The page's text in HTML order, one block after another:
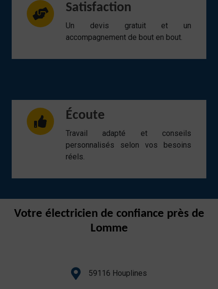
Satisfaction
Un devis gratuit et un
accompagnement de bout en bout.
Écoute
Travail adapté et conseils
personnalisés selon vos besoins
réels.
Votre électricien de confiance près de
Lomme
59116 Houplines